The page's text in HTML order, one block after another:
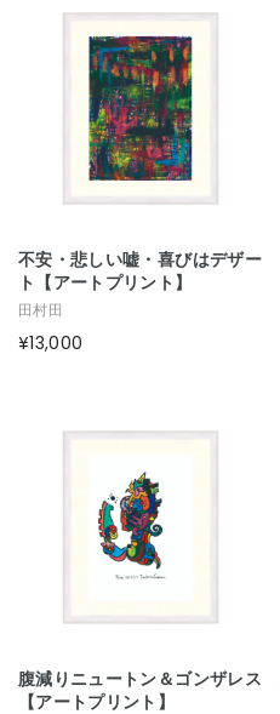
不安・悲しい嘘・喜びはデザー
ト【アートプリント】
田村田
¥13,000
腹減りニュートン＆ゴンザレス
【アートプリント】